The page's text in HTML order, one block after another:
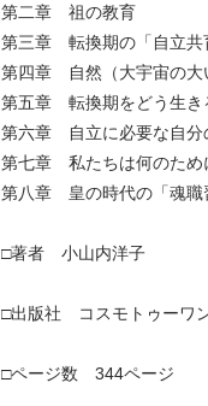
第二章 祖の教育
第三章 転換期の「自立共
第四章 自然（大宇宙の大
第五章 転換期をどう生き
第六章 自立に必要な自分
第七章 私たちは何のため
第八章 皇の時代の「魂職
□著者 小山内洋子
□出版社 コスモトゥーワ
□ページ数 344ページ